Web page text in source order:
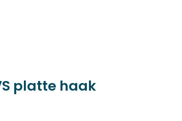
platte haak